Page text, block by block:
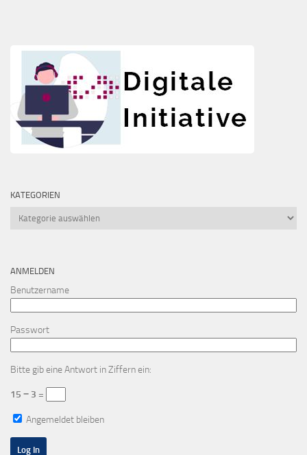
KATEGORIEN
Kategorien
ANMELDEN
Benutzername
Passwort
Bitte gib eine Antwort in Ziffern ein:
15 − 3 =
Angemeldet bleiben